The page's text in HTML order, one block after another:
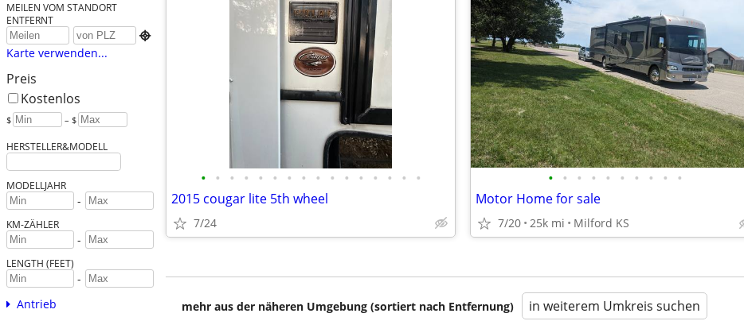
MEILEN VOM STANDORT
ENTFERNT

Karte verwenden...
Preis
Kostenlos
$ – $
HERSTELLER&MODELL
MODELLJAHR
-
KM-ZÄHLER
-
LENGTH (FEET)
-
Antrieb
• • • • • • • • • • • • • • • •
2015 cougar lite 5th wheel
7/24
• • • • • • • • • •
Motor Home for sale
7/20 25k mi Milford KS
mehr aus der näheren Umgebung (sortiert nach Entfernung) in weiterem Umkreis suchen